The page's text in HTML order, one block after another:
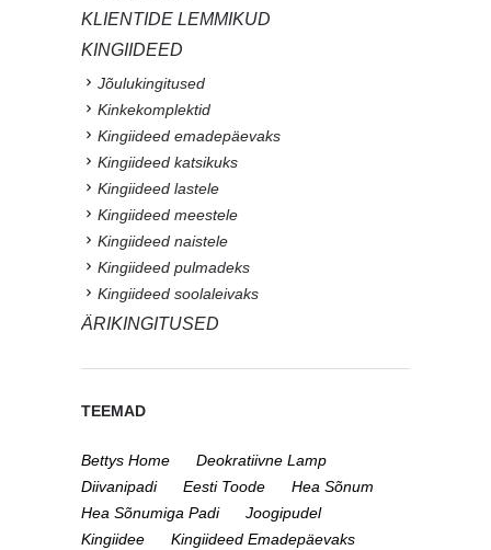
KLIENTIDE LEMMIKUD
KINGIIDEED
Jõulukingitused
Kinkekomplektid
Kingiideed emadepäevaks
Kingiideed katsikuks
Kingiideed lastele
Kingiideed meestele
Kingiideed naistele
Kingiideed pulmadeks
Kingiideed soolaleivaks
ÄRIKINGITUSED
TEEMAD
Bettys Home
Deokratiivne Lamp
Diivanipadi
Eesti Toode
Hea Sõnum
Hea Sõnumiga Padi
Joogipudel
Kingiidee
Kingiideed Emadepäevaks